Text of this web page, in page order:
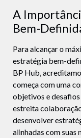
A
Bem-
Para alcançar o
estratégia bem-
BP Hub,
começa com uma
objetivos e
estreita
desenvolver
alinhadas com suas